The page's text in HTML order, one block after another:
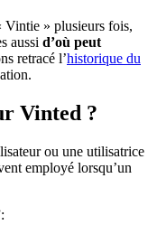
Vintie » plusieurs fois,
aussi d’où peut
retracé l’historique du
Vinted ?
ou une utilisatrice
employé lorsqu’un